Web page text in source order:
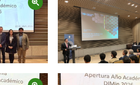
Zoom